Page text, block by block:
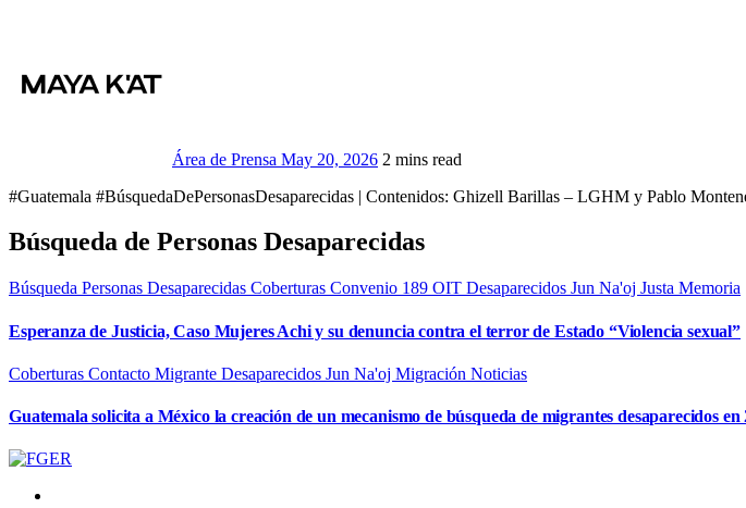
Área de Prensa May 20, 2026 2 mins read
#Guatemala #BúsquedaDePersonasDesaparecidas | Contenidos: Ghizell Barillas – LGHM y Pablo
Búsqueda de Personas Desaparecidas
Búsqueda Personas Desaparecidas Coberturas Convenio 189 OIT Desaparecidos Jun Na'oj Justa Memoria
Esperanza de Justicia, Caso Mujeres Achi y su denuncia contra el terror de Estado “Violencia sexual”
Coberturas Contacto Migrante Desaparecidos Jun Na'oj Migración Noticias
Guatemala solicita a México la creación de un mecanismo de búsqueda de migrantes desaparecidos en